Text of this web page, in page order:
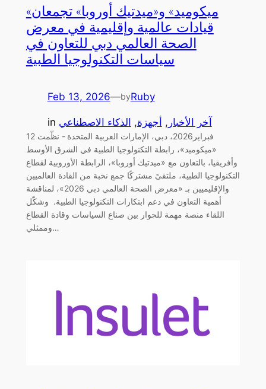
«ميكوميد» و«ميدتيك أوروبا» تجمعان
قيادات عالمية وإقليمية في معرض
الصحة العالمي دبي للتعاون في
سياسات التكنولوجيا الطبية
Feb 13, 2026—byRuby
in آخر الأخبار , أجهزة, الذكاء الاصطناعي
12 فبراير2026، دبي، الإمارات العربية المتحدة - نظّمت
«ميكوميد»، رابطة التكنولوجيا الطبية في الشرق الأوسط
وأفريقيا، بالتعاون مع «ميدتيك أوروبا»، الرابطة الأوروبية لقطاع
التكنولوجيا الطبية، ملتقىً مشتركًا جمع نخبة من القادة العالميين
والإقليميين بـ «معرض الصحة العالمي دبي 2026»، لمناقشة
أهمية التعاون في دعم ابتكارات التكنولوجيا الطبية. وشكّل
اللقاء منصة مهمة للحوار بين صناع السياسات وقادة القطاع
وممثلي…